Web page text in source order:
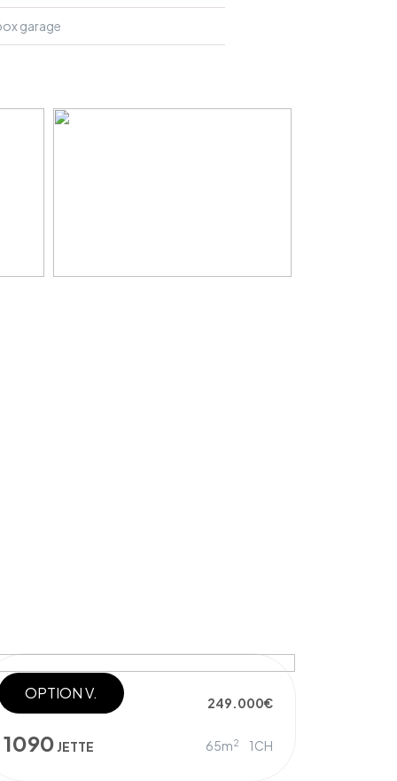
garage
OPTION V.
PENTHOUSE 249.000€
1090 JETTE 65m2 1CH